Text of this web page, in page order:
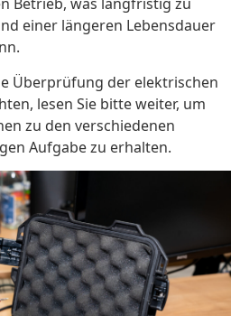
einer längeren Lebensdauer
Überprüfung der elektrischen
lesen Sie bitte weiter, um
zu den verschiedenen
Aufgabe zu erhalten.